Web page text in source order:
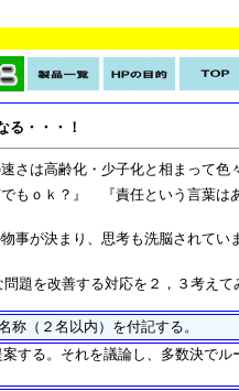
る・・・！
さは高齢化・少子化と相まって色
でもｏｋ？』 『責任という言葉
事が決まり、思考も洗脳されて
題を改善する対応を２，３考えて
称（２名以内）を付記する。
案する。それを議論し、多数決で